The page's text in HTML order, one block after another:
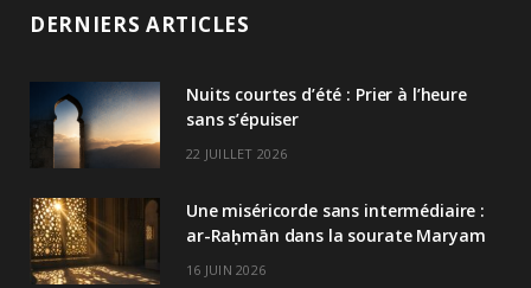
DERNIERS ARTICLES
Nuits courtes d’été : Prier à l’heure
sans s’épuiser
22 JUILLET 2026
Une miséricorde sans intermédiaire :
ar-Raḥmān dans la sourate Maryam
16 JUIN 2026